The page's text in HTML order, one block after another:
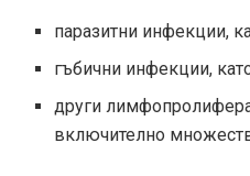
паразитни инфекции,
гъбични инфекции,
други
включително